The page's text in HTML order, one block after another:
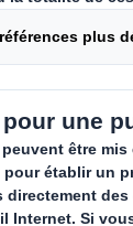
monde qui
nous avons
à jouer